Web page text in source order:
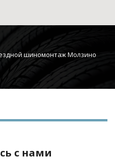
шиномонтаж Молзино
с нами